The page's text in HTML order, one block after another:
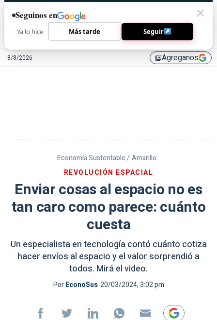
8/8/2026 library_addAgreganos
Economía Sustentable / Amarillo
REVOLUCIÓN ESPACIAL
Enviar cosas al espacio no es
tan caro como parece: cuánto
cuesta
Un especialista en tecnología contó cuánto cotiza
hacer envíos al espacio y el valor sorprendió a
todos. Mirá el video.
PorEconoSus 20/03/2024, 3:02 pm
Seguinos en
Ya lo hice Más tarde Seguir